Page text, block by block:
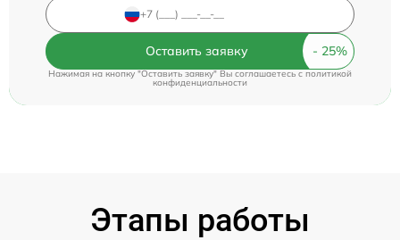
Оставить заявку
Нажимая на кнопку "Оставить заявку" Вы соглашаетесь cполитикой
конфиденциальности
Этапы работы